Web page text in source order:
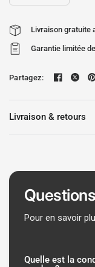
Livraison gratuite
Garantie limitée
Partagez:
Livraison & retours
Pour en savoir
Quelle est la